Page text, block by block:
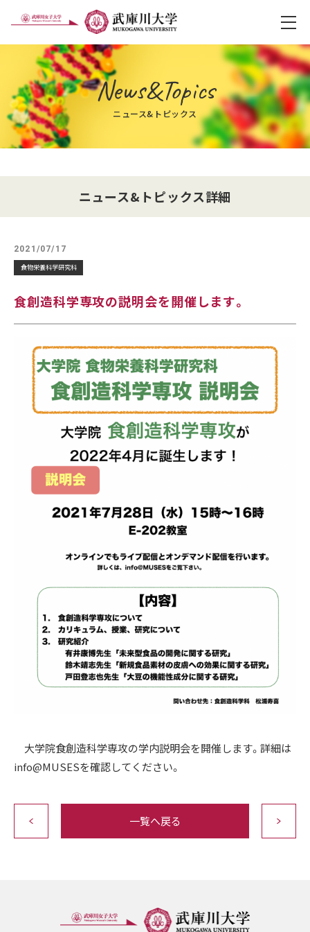
News&Topics
ニュース&トピックス
ニュース&トピックス詳細
2021/07/17
食物栄養科学研究科
食創造科学専攻の説明会を開催します。
大学院食創造科学専攻の学内説明会を開催します。詳細は
info@MUSESを確認してください。
一覧へ戻る